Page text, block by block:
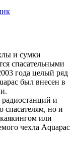
и сумки
спасательными
года целый ряд
был внесен в
и
спасателям, но и
или
чехла Aquapac